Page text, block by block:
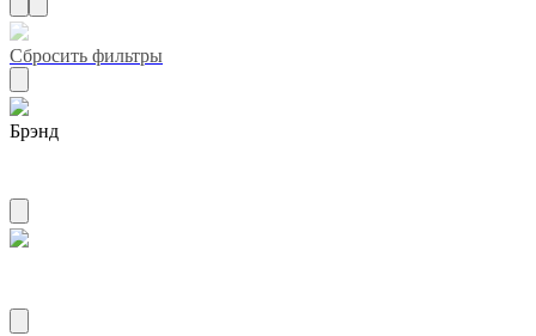
Сбросить фильтры
Брэнд